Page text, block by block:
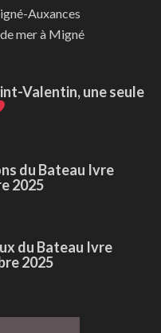
Auxances
mer à Migné
Valentin, une seule
du Bateau Ivre
2025
du Bateau Ivre
2025